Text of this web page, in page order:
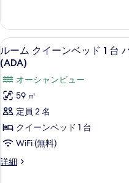
す
る
ン
ト
(2
Queens
Primary/1
King)
の
す
べ
て
ロ
ト
(2
Queens
Primary/1
King)
の
詳
細
2
台
バ
ル
コ
ニ
ー
オ
ー
シ
イ
ー
ン
ベ
ッ
ド
2
台
バ
ル
ニ
ー
オ
ル
ー
ム
ク
イ
ー
ン
ベ
15
ルーム クイーンベッド 1 台
(ADA)
オーシャンビュー
59 ㎡
定員 2 名
クイーンベッド 1 台
WiFi (無料)
詳細
ル